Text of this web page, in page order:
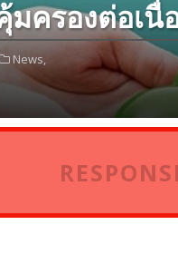
มครองต่อเ
News,